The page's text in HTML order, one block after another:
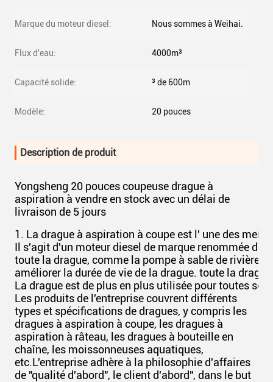
Marque du moteur diesel: Nous sommes à Weihai.
Flux d'eau: 4000m³
Capacité solide: ³ de 600m
Modèle: 20 pouces
Description de produit
Yongsheng 20 pouces coupeuse drague à
aspiration à vendre en stock avec un délai de
livraison de 5 jours
1. La drague à aspiration à coupe est l' une des
Il s'agit d'un moteur diesel de marque renommée de
toute la drague, comme la pompe à sable de rivière.
améliorer la durée de vie de la drague. toute la
La drague est de plus en plus utilisée pour toutes
Les produits de l'entreprise couvrent différents
types et spécifications de dragues, y compris les
dragues à aspiration à coupe, les dragues à
aspiration à râteau, les dragues à bouteille en
chaîne, les moissonneuses aquatiques,
etc.L'entreprise adhère à la philosophie d'affaires
de "qualité d'abord", le client d'abord", dans le but